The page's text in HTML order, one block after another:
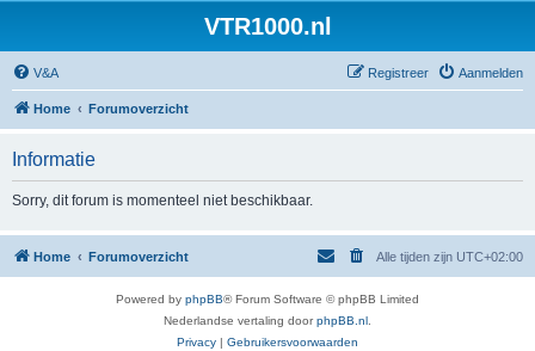
VTR1000.nl
V&A Aanmelden
Registreer
Home Forumoverzicht
Informatie
Sorry, dit forum is momenteel niet beschikbaar.
Home Forumoverzicht Alle tijden zijn UTC+02:00
Powered by phpBB® Forum Software © phpBB Limited
Nederlandse vertaling doorphpBB.nl
Privacy | Gebruikersvoorwaarden